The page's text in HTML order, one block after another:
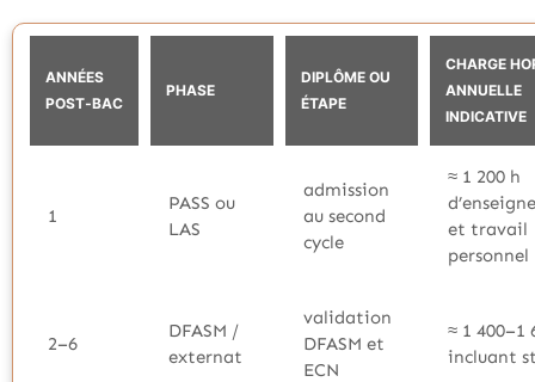
ANNÉES
POST‑BAC
PHASE
DIPLÔME OU
ÉTAPE
CHARGE
ANNUELLE
INDICATIVE
1
PASS ou
LAS
admission
au second
cycle
≈ 1 200 h
et travail
personnel
2–6
DFASM /
externat
validation
DFASM et
ECN
≈ 1 400–1
incluant